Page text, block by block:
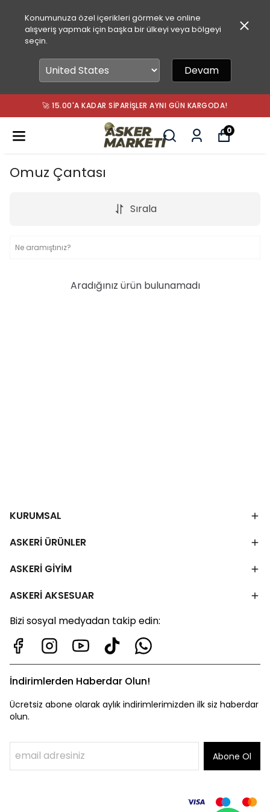
Konumunuza özel içerikleri görmek ve online
alışveriş yapmak için başka bir ülkeyi veya bölgeyi
seçin.
Devam
🚀 15.00'A KADAR SIPARIŞLER AYNI GÜN KARGODA!
0
Omuz Çantası
Sırala
Aradığınız ürün bulunamadı
KURUMSAL
ASKERİ ÜRÜNLER
ASKERİ GİYİM
ASKERİ AKSESUAR
Bizi sosyal medyadan takip edin:
İndirimlerden Haberdar Olun!
Ücretsiz abone olarak aylık indirimlerimizden ilk siz haberdar
olun.
Abone Ol